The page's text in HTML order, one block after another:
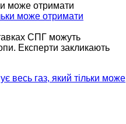
може отримати
СПГ можуть
Експерти закликають
весь газ, який тільки може